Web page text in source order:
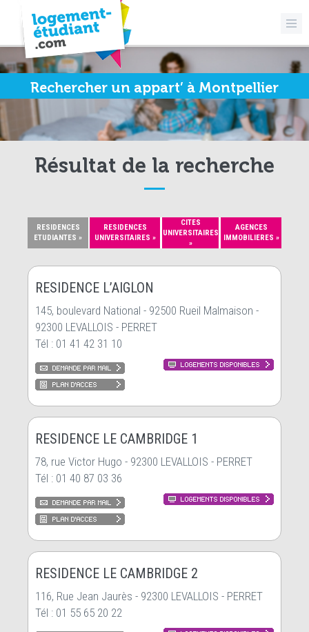
Rechercher un appart’ à Montpellier
Résultat de la recherche
RESIDENCES
ETUDIANTES »
RESIDENCES
UNIVERSITAIRES »
CITES
UNIVERSITAIRES
»
AGENCES
IMMOBILIERES »
RESIDENCE L’AIGLON
145, boulevard National - 92500 Rueil Malmaison -
92300 LEVALLOIS - PERRET
Tél : 01 41 42 31 10
RESIDENCE LE CAMBRIDGE 1
78, rue Victor Hugo - 92300 LEVALLOIS - PERRET
Tél : 01 40 87 03 36
RESIDENCE LE CAMBRIDGE 2
116, Rue Jean Jaurès - 92300 LEVALLOIS - PERRET
Tél : 01 55 65 20 22